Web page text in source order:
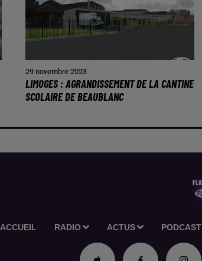
29 novembre 2023
LIMOGES : AGRANDISSEMENT DE LA CANTINE
SCOLAIRE DE BEAUBLANC
ACCUEIL RADIO ACTUS PODCAST